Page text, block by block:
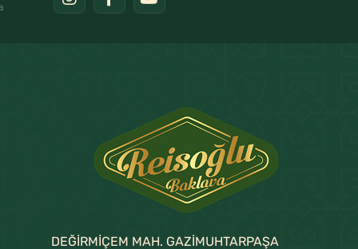
DEĞİRMİÇEM MAH. GAZİMUHTARPAŞA